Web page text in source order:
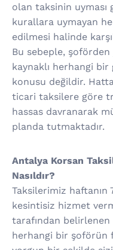
olan taksinin
kurallara uymayan
edilmesi halinde
Bu sebeple, şoförden
kaynaklı herhangi
konusu değildir.
ticari taksilere göre
hassas davranarak
planda tutmaktadır.
Antalya Korsan
Nasıldır?
Taksilerimiz haftanın
kesintisiz hizmet
tarafından belirlenen
herhangi bir şoförün